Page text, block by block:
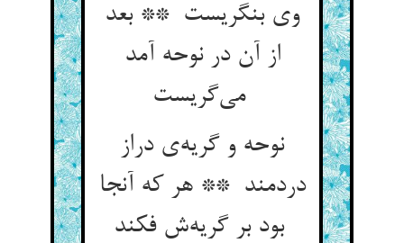
وی بنگریست ** بعد
از آن در نوحه آمد
می‌گریست
نوحه و گریه‌ی دراز
دردمند ** هر که آنجا
بود بر گریه‌ش فکند